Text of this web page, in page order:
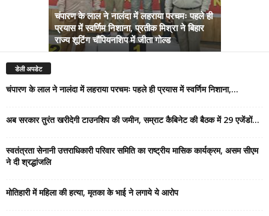
चंपारण के लाल ने नालंदा में लहराया परचमः पहले ही
प्रयास में स्वर्णिम निशाना, प्रतीक मिश्रा ने बिहार
राज्य शूटिंग चौंपियनशिप में जीता गोल्ड
डेली अपडेट
चंपारण के लाल ने नालंदा में लहराया परचमः पहले ही प्रयास में स्वर्णिम निशाना,...
अब सरकार तुरंत खरीदेगी टाउनशिप की जमीन, सम्राट कैबिनेट की बैठक में 29 एजेंडों...
स्वतंत्रता सेनानी उत्तराधिकारी परिवार समिति का राष्ट्रीय मासिक कार्यक्रम, असम सीएम
ने दी श्रद्धांजलि
मोतिहारी में महिला की हत्या, मृतका के भाई ने लगाये ये आरोप